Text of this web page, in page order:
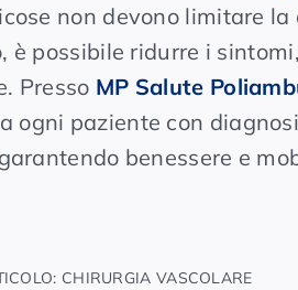
non devono limitare
è possibile ridurre i
Presso MP Salute
ogni paziente con
benessere e
CHIRURGIA VASCOLARE